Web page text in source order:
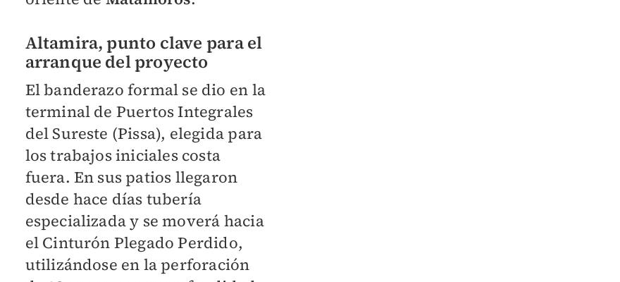
Altamira, punto clave para el
arranque del proyecto
El banderazo formal se dio en la
terminal de Puertos Integrales
del Sureste (Pissa), elegida para
los trabajos iniciales costa
fuera. En sus patios llegaron
desde hace días tubería
especializada y se moverá hacia
el Cinturón Plegado Perdido,
utilizándose en la perforación